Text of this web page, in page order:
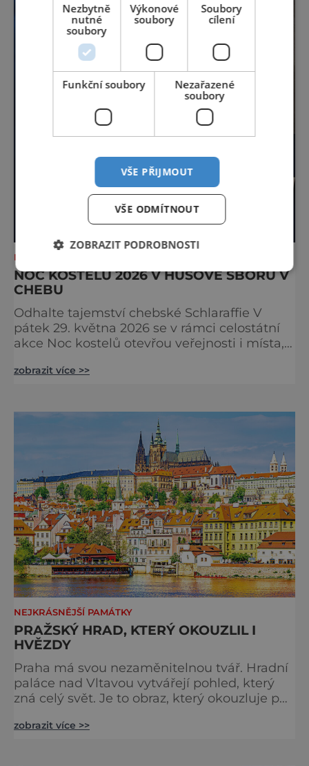
NEJKRÁSNĚJŠÍ PAMÁTKY
NOC KOSTELŮ 2026 V HUSOVĚ SBORU V
CHEBU
Odhalte tajemství chebské Schlaraffie V
pátek 29. května 2026 se v rámci celostátní
akce Noc kostelů otevřou veřejnosti i místa,
nejzajímavějších bude bezesporu Husův
večer plný historie, hudby, tajemství i
dobrodružství pro malé i velké návštěvníky.
Málokdo ví, že dnešní kos
zobrazit více >>
NEJKRÁSNĚJŠÍ PAMÁTKY
PRAŽSKÝ HRAD, KTERÝ OKOUZLIL I
HVĚZDY
Praha má svou nezaměnitelnou tvář. Hradní
paláce nad Vltavou vytvářejí pohled, který
zná celý svět. Je to obraz, který okouzluje po
jediný Čech, který by ho neznal. Pražský hrad
zobrazit více >>
Nezbytně
nutné
soubory
Výkonové
soubory
Soubory
cílení
Funkční soubory
Nezařazené
soubory
VŠE PŘIJMOUT
VŠE ODMÍTNOUT
ZOBRAZIT PODROBNOSTI